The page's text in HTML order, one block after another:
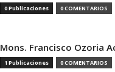
0 Publicaciones 0 COMENTARIOS
Mons. Francisco Ozoria
1 Publicaciones 0 COMENTARIOS